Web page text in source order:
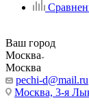
Ваш город
Москва
Москва
pechi-d@mail.ru
Москва, 3-я